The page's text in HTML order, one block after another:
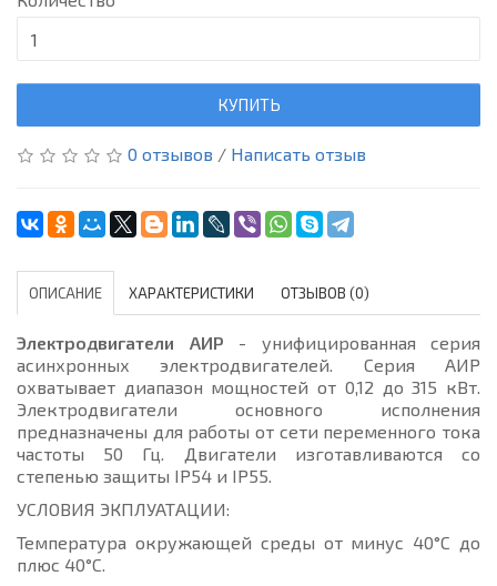
КУПИТЬ
0 отзывов / Написать отзыв
ОПИСАНИЕ ХАРАКТЕРИСТИКИ ОТЗЫВОВ (0)
Электродвигатели АИР - унифицированная серия
асинхронных электродвигателей. Серия АИР
охватывает диапазон мощностей от 0,12 до 315 кВт.
Электродвигатели основного исполнения
предназначены для работы от сети переменного тока
частоты 50 Гц. Двигатели изготавливаются со
степенью защиты IP54 и IP55.
УСЛОВИЯ ЭКПЛУАТАЦИИ:
Температура окружающей среды от минус 40°С до
плюс 40°С.